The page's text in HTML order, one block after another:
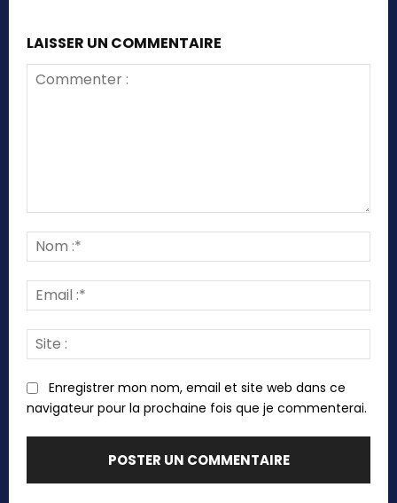
LAISSER UN COMMENTAIRE
:*
:*
:
Enregistrer mon nom, email et site web dans ce
navigateur pour la prochaine fois que je commenterai.